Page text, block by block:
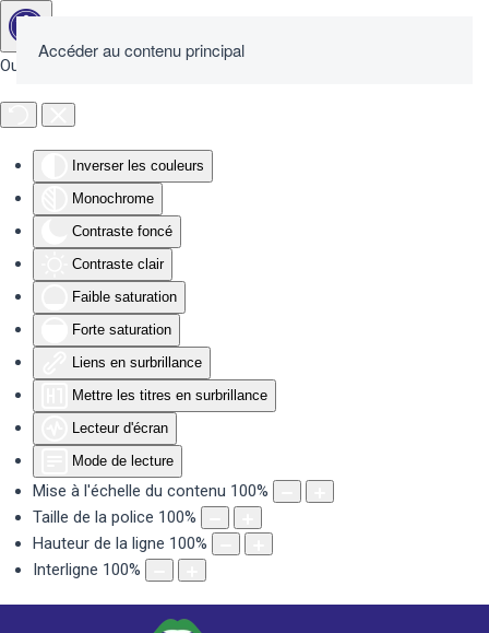
Outils d'accessibilité
Inverser les couleurs
Monochrome
Contraste foncé
Contraste clair
Faible saturation
Forte saturation
Liens en surbrillance
Mettre les titres en surbrillance
Lecteur d'écran
Mode de lecture
Mise à l'échelle du contenu 100%
Taille de la police 100%
Hauteur de la ligne 100%
Interligne 100%
Accéder au contenu principal